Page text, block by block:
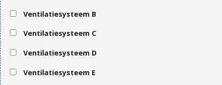
Ventilatiesysteem B
Ventilatiesysteem C
Ventilatiesysteem D
Ventilatiesysteem E